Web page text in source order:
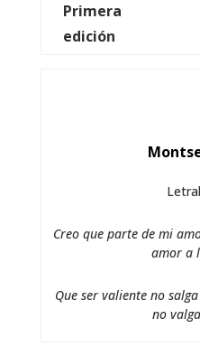
Primera
edición
Creo que parte de mi
amor a
Que ser valiente no
no